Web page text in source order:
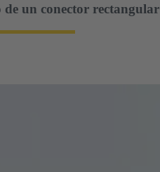
de un conector rectangular